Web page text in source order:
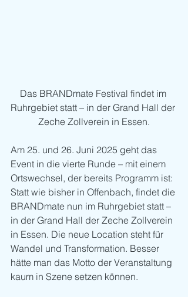
Das BRANDmate Festival findet im
Ruhrgebiet statt – in der Grand Hall der
Zeche Zollverein in Essen.
Am 25. und 26. Juni 2025 geht das
Event in die vierte Runde – mit einem
Ortswechsel, der bereits Programm ist:
Statt wie bisher in Offenbach, findet die
BRANDmate nun im Ruhrgebiet statt –
in der Grand Hall der Zeche Zollverein
in Essen. Die neue Location steht für
Wandel und Transformation. Besser
hätte man das Motto der Veranstaltung
kaum in Szene setzen können.